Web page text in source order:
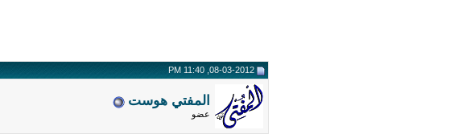
المفتي هوست
عضو